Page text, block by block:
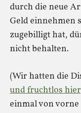
durch die neue
Geld einnehmen
zugebilligt hat,
nicht behalten.
(Wir hatten die
und fruchtlos hier
einmal von